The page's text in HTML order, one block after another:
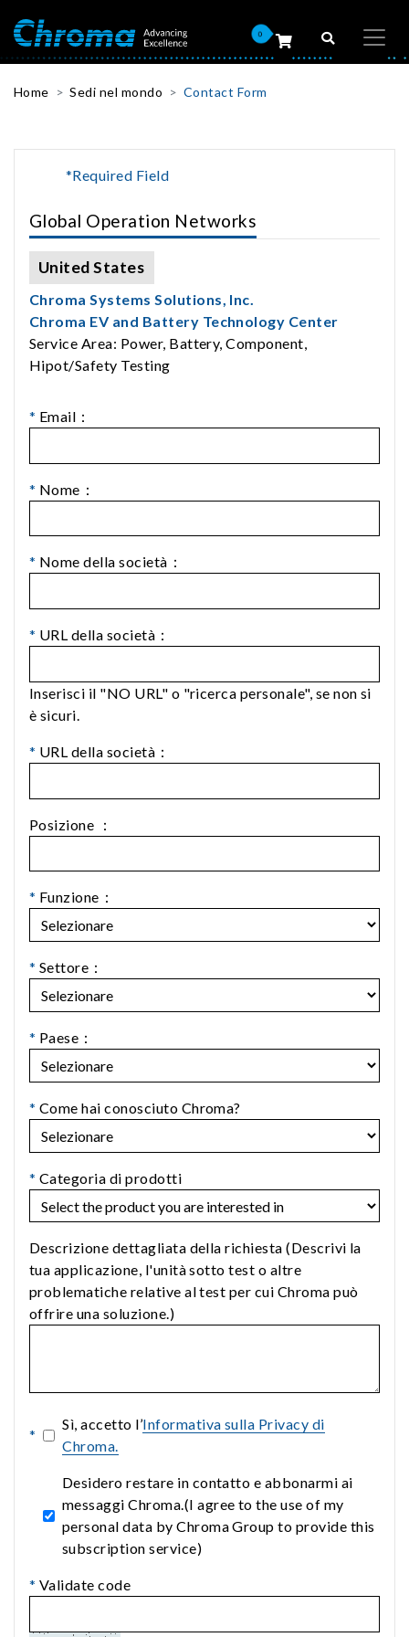
0
Home Sedi nel mondo Contact Form
*Required Field
Global Operation Networks
United States
Chroma Systems Solutions, Inc.
Chroma EV and Battery Technology Center
Service Area: Power, Battery, Component,
Hipot/Safety Testing
* Email：
* Nome：
* Nome della società：
* URL della società：
Inserisci il "NO URL" o "ricerca personale", se non si
è sicuri.
* URL della società：
Posizione ：
* Funzione：
* Settore：
* Paese：
* Come hai conosciuto Chroma?
* Categoria di prodotti
Descrizione dettagliata della richiesta (Descrivi la
tua applicazione, l'unità sotto test o altre
problematiche relative al test per cui Chroma può
offrire una soluzione.)
*
Sì, accetto l’Informativa sulla Privacy di
Chroma.
Desidero restare in contatto e abbonarmi ai
messaggi Chroma.(I agree to the use of my
personal data by Chroma Group to provide this
subscription service)
* Validate code